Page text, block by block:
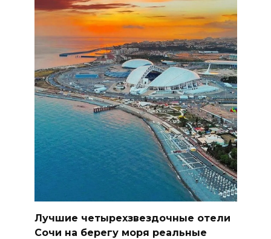
Лучшие четырехзвездочные отели
Сочи на берегу моря реальные